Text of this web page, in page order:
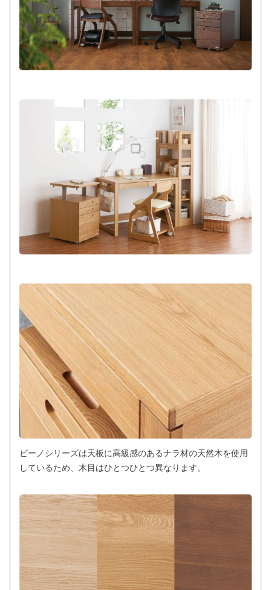
ビーノシリーズは天板に高級感のあるナラ材の天然木を使用
しているため、木目はひとつひとつ異なります。